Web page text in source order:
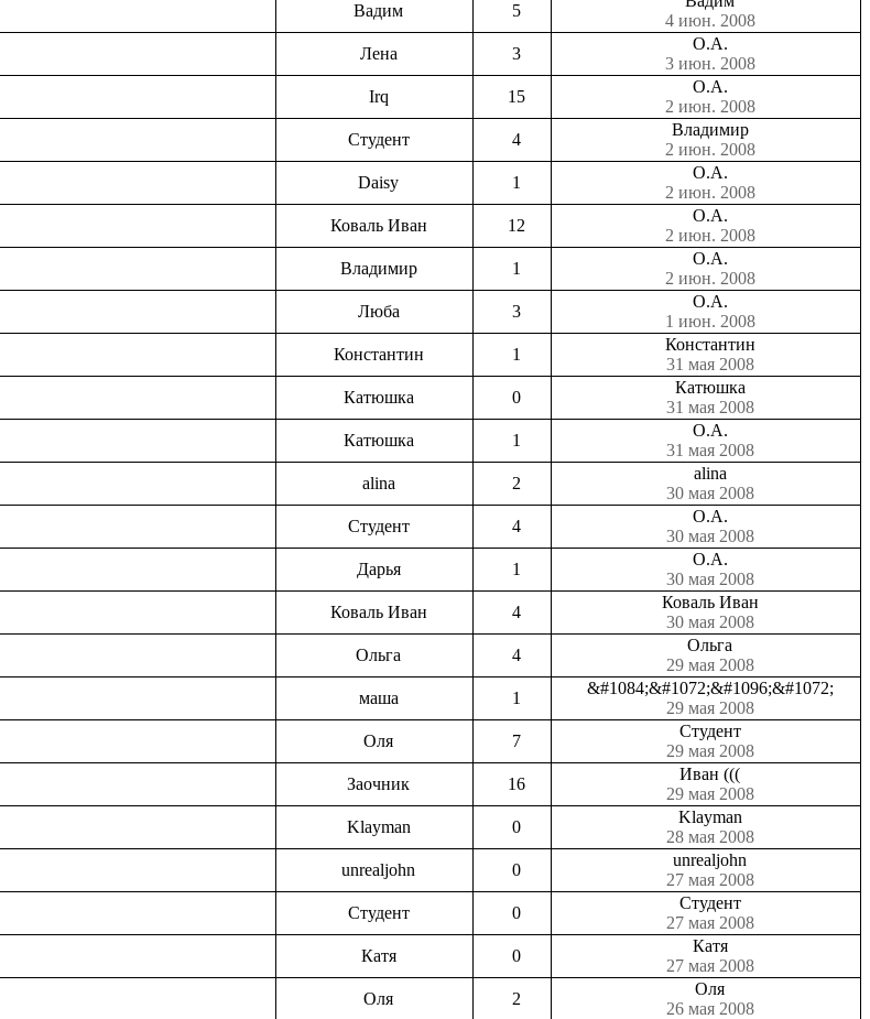
Вадим 5
4 июн. 2008
Лена 3
О.А.
3 июн. 2008
Irq 15
О.А.
2 июн. 2008
Студент 4
Владимир
2 июн. 2008
Daisy 1
О.А.
2 июн. 2008
Коваль Иван 12
О.А.
2 июн. 2008
Владимир 1
О.А.
2 июн. 2008
Люба 3
О.А.
1 июн. 2008
Константин 1
Константин
31 мая 2008
Катюшка 0
Катюшка
31 мая 2008
Катюшка 1
О.А.
31 мая 2008
alina 2
alina
30 мая 2008
Студент 4
О.А.
30 мая 2008
Дарья 1
О.А.
30 мая 2008
Коваль Иван 4
Коваль Иван
30 мая 2008
Ольга 4
Ольга
29 мая 2008
маша 1
&#1084;&#1072;&#1096;&#1072;
29 мая 2008
Оля 7
Студент
29 мая 2008
Заочник 16
Иван (((
29 мая 2008
Klayman 0
Klayman
28 мая 2008
unrealjohn 0
unrealjohn
27 мая 2008
Студент 0
Студент
27 мая 2008
Катя 0
Катя
27 мая 2008
Оля 2
Оля
26 мая 2008